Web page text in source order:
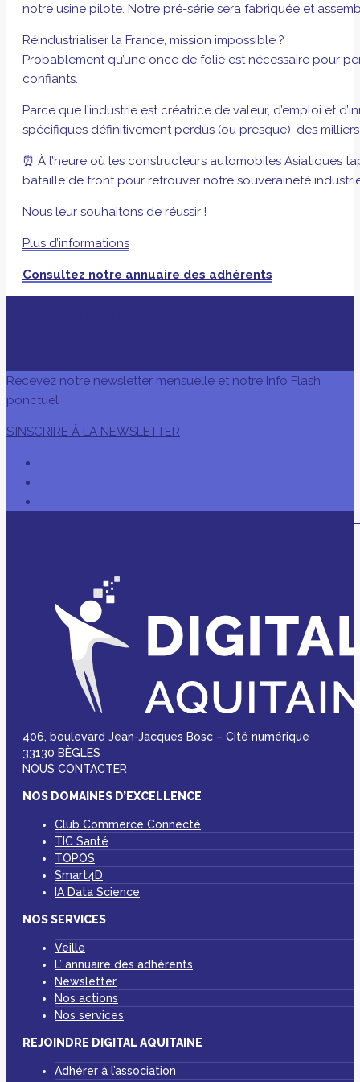
notre usine pilote. Notre pré-série sera fabriquée et
Réindustrialiser la France, mission impossible ?
Probablement qu’une once de folie est nécessaire pour
confiants.
Parce que l’industrie est créatrice de valeur, d’emploi et
spécifiques définitivement perdus (ou presque), des
⏰ À l’heure où les constructeurs automobiles Asiatiques
bataille de front pour retrouver notre souveraineté
Nous leur souhaitons de réussir !
Plus d’informations
Consultez notre annuaire des adhérents
Recevez notre newsletter mensuelle et notre Info Flash
ponctuel
S’INSCRIRE À LA NEWSLETTER
406, boulevard Jean-Jacques Bosc – Cité numérique
33130 BÈGLES
NOUS CONTACTER
NOS DOMAINES D’EXCELLENCE
Club Commerce Connecté
TIC Santé
TOPOS
Smart4D
IA Data Science
NOS SERVICES
Veille
L’ annuaire des adhérents
Newsletter
Nos actions
Nos services
REJOINDRE DIGITAL AQUITAINE
Adhérer à l’association